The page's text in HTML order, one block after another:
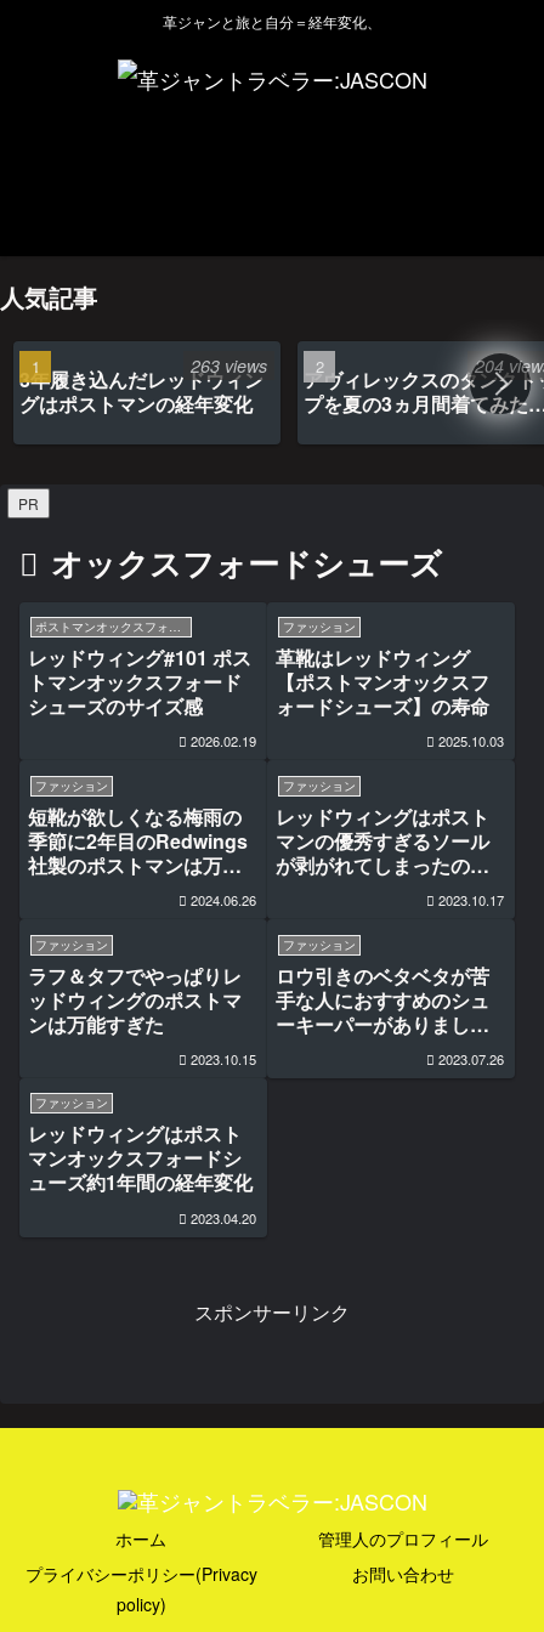
革ジャンと旅と自分＝経年変化、
人気記事
3年履き込んだレッドウィン
グはポストマンの経年変化
263 views
アヴィレックスのタンクト
プを夏の3ヵ月間着てみた
204
PR
オックスフォードシューズ
ポストマンオックスフォードシューズ #101
レッドウィング#101 ポス
トマンオックスフォード
シューズのサイズ感
2026.02.19
ファッション
革靴はレッドウィング
【ポストマンオックスフ
ォードシューズ】の寿命
2025.10.03
ファッション
短靴が欲しくなる梅雨の
季節に2年目のRedwings
社製のポストマンは万能
2024.06.26
ファッション
レッドウィングはポスト
マンの優秀すぎるソール
が剥がれてしまったので
2023.10.17
ファッション
ラフ＆タフでやっぱりレ
ッドウィングのポストマ
ンは万能すぎた
2023.10.15
ファッション
ロウ引きのベタベタが苦
手な人におすすめのシュ
ーキーパーがありました
2023.07.26
ファッション
レッドウィングはポスト
マンオックスフォードシ
ューズ約1年間の経年変化
2023.04.20
スポンサーリンク
ホーム
管理人のプロフィール
プライバシーポリシー(Privacy
policy)
お問い合わせ